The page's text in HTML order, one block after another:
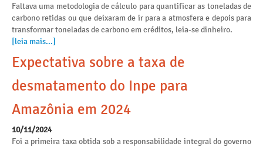
Faltava uma metodologia de cálculo para quantificar as toneladas de
carbono retidas ou que deixaram de ir para a atmosfera e depois para
transformar toneladas de carbono em créditos, leia-se dinheiro.
[leia mais...]
Expectativa sobre a taxa de
desmatamento do Inpe para
Amazônia em 2024
10/11/2024
Foi a primeira taxa obtida sob a responsabilidade integral do governo